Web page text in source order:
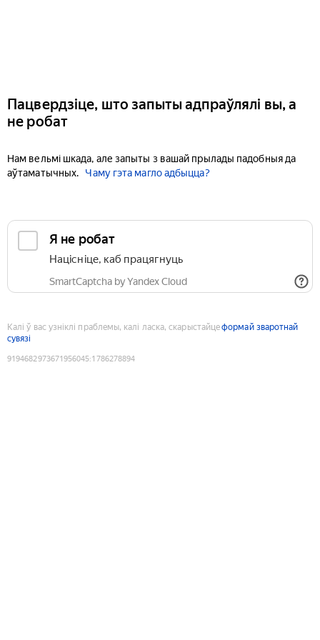
Пацвердзіце, што запыты адпраўлялі вы, а
не робат
Нам вельмі шкада, але запыты з вашай прылады падобныя да
аўтаматычных.
Чаму гэта магло адбыцца?
Я не робат
Націсніце, каб працягнуць
SmartCaptcha by Yandex Cloud
Калі ў вас узніклі праблемы, калі ласка, скарыстайцеформай зваротнай
сувязі
9194682973671956045:1786278894